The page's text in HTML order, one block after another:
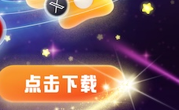
加速器试用30分钟
极风加速器
试用一小时
快连pvn加速器